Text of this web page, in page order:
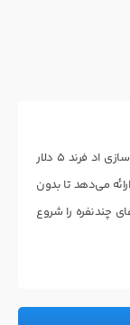
اگر تازه وارد استیم شده‌اید و نمی‌خواهید برای فعال‌سازی اد فرند ۵ دلار
می‌دهد تا بدون
چندنفره را شروع